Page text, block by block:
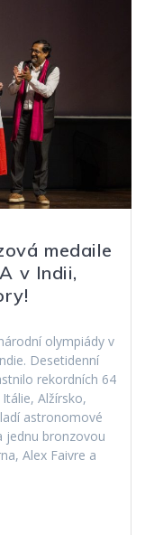
medaile
v Indii,
olympiády v
Desetidenní
rekordních 64
Alžírsko,
astronomové
jednu bronzovou
Alex Faivre a